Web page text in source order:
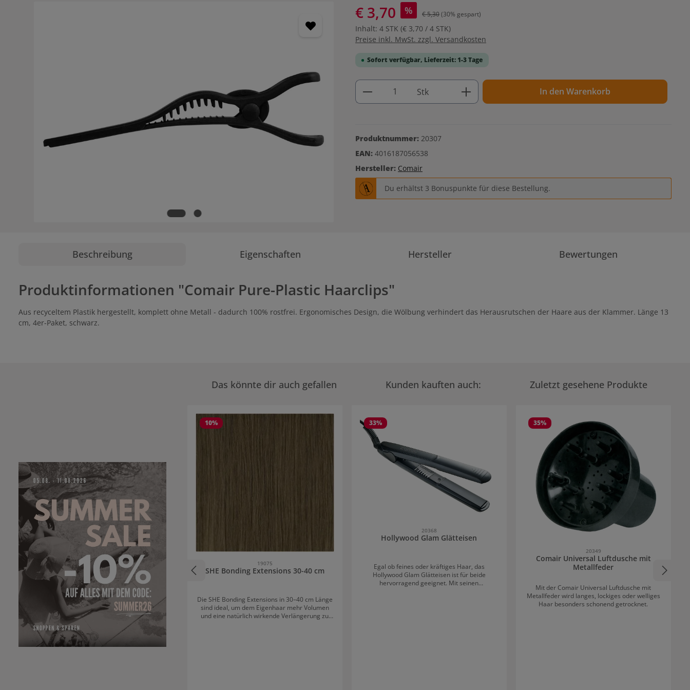
€ 3,70 % € 5,30(30% gespart)
Inhalt: 4 STK (€ 3,70 / 4 STK)
Preise inkl. MwSt. zzgl. Versandkosten
Sofort verfügbar, Lieferzeit: 1-3 Tage
Produkt Anzahl: Gib den gewünschten Wert ein oder
Stk In den Warenkorb
Produktnummer: 20307
EAN: 4016187056538
Hersteller: Comair
Du erhältst 3 Bonuspunkte für diese Bestellung.
Beschreibung Eigenschaften Hersteller Bewertungen
Produktinformationen "Comair Pure-Plastic Haarclips"
Aus recyceltem Plastik hergestellt, komplett ohne Metall - dadurch 100% rostfrei. Ergonomisches Design, die Wölbung verhindert das Herausrutschen der Haare aus der Klammer. Länge 13
cm, 4er-Paket, schwarz.
Das könnte dir auch gefallen Kunden kauften auch: Zuletzt gesehene Produkte
10%
19075
SHE Bonding Extensions 30-40 cm
Die SHE Bonding Extensions in 30–40 cm Länge
sind ideal, um dem Eigenhaar mehr Volumen
und eine natürlich wirkende Verlängerung zu
33%
20368
Hollywood Glam Glätteisen
Egal ob feines oder kräftiges Haar, das
Hollywood Glam Glätteisen ist für beide
hervorragend geeignet. Mit seinen
35%
20349
Comair Universal Luftdusche mit
Metallfeder
Mit der Comair Universal Luftdusche mit
Metallfeder wird langes, lockiges oder welliges
Haar besonders schonend getrocknet.